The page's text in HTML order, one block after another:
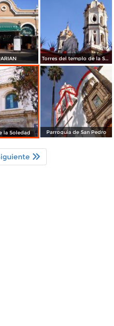
Torres del templo de la Soledad
la Soledad Parroquia de San Pedro